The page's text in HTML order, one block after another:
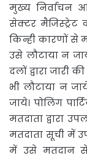
मुख्य निर्वाचन
सेक्टर मैजिस्ट्रेट
किन्ही कारणों से
उसे लौटाया न
दलों द्वारा जारी
भी लौटाया न
जाये। पोलिंग
मतदाता द्वारा
मतदाता सूची में
में उसे मतदान